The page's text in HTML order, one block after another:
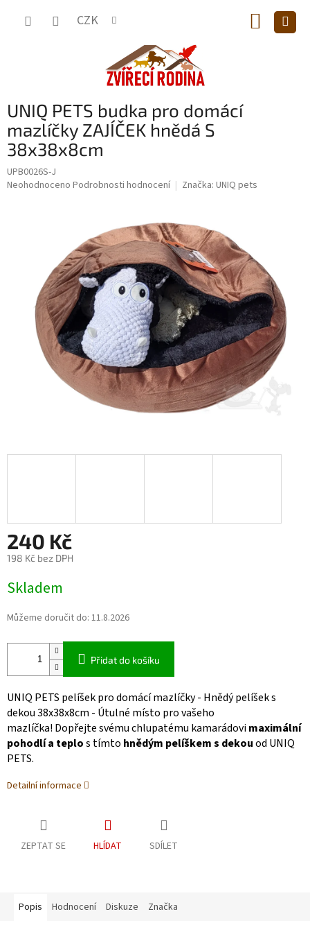
CZK
KOŠÍK
UNIQ PETS budka pro domácí
mazlíčky ZAJÍČEK hnědá S
38x38x8cm
UPB0026S-J
Průměrné
hvězdiček.
Neohodnoceno Podrobnosti hodnocení Značka: UNIQ pets
240 Kč
198 Kč bez DPH
cena:
Skladem
Můžeme doručit do: 11.8.2026
Přidat do košíku
UNIQ PETS pelíšek pro domácí mazlíčky - Hnědý pelíšek s
dekou 38x38x8cm - Útulné místo pro vašeho
mazlíčka! Dopřejte svému chlupatému kamarádovimaximální
pohodlí a teplos tímto hnědým pelíškem s dekouod UNIQ
PETS.
Detailní informace
ZEPTAT SE HLÍDAT SDÍLET
Popis Hodnocení Diskuze Značka